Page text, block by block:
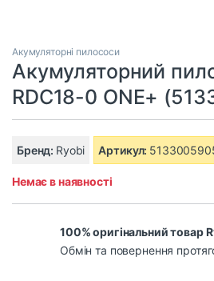
Акумуляторні пилососи
Акумуляторний
RDC18-0 ONE+
Бренд: Ryobi Артикул:
Немає в наявності
100% оригінальний товар
Обмін та повернення